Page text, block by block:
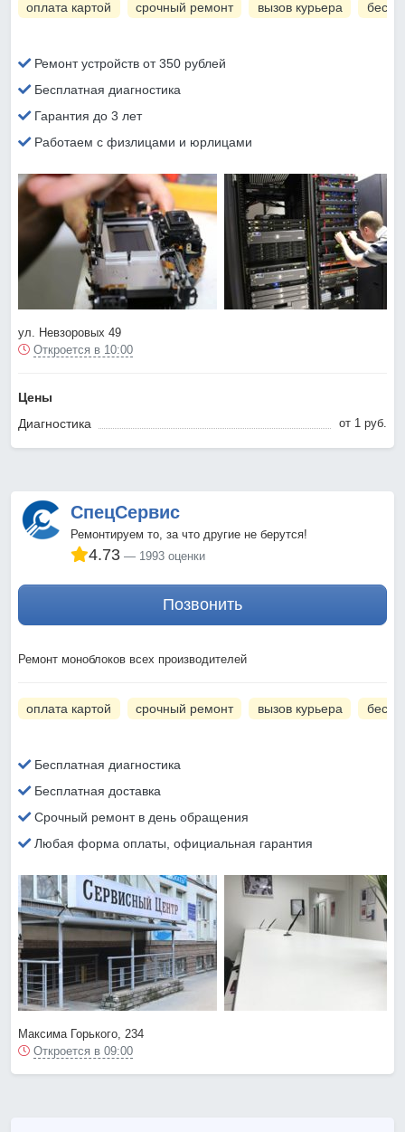
оплата картой срочный ремонт вызов курьера
Ремонт устройств от 350 рублей
Бесплатная диагностика
Гарантия до 3 лет
Работаем с физлицами и юрлицами
ул. Невзоровых 49
Откроется в 10:00
Цены
Диагностика
от 1 pyб.
СпецСервис
Ремонтируем то, за что другие не берутся!
4.73 1993 оценки
Позвонить
Ремонт моноблоков всех производителей
оплата картой срочный ремонт вызов курьера
Бесплатная диагностика
Бесплатная доставка
Срочный ремонт в день обращения
Любая форма оплаты, официальная гарантия
Максима Горького, 234
Откроется в 09:00